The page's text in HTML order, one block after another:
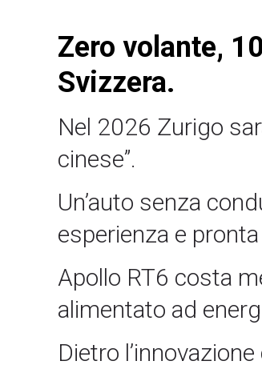
Zero volante,
Svizzera.
Nel 2026 Zurigo
cinese”.
Un’auto senza
esperienza e
Apollo RT6 costa
alimentato ad
Dietro